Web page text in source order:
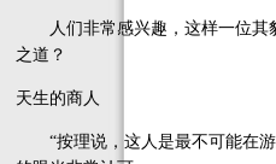
人们非常感兴趣，这样一位其貌
之道？
天生的商人
“按理说，这人是最不可能在游